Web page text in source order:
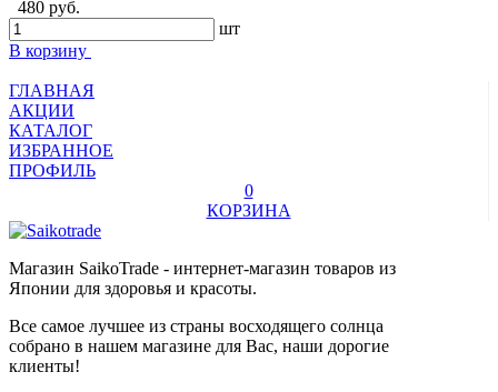
480 руб.
шт
В корзину
ГЛАВНАЯ
АКЦИИ
КАТАЛОГ
ИЗБРАННОЕ
ПРОФИЛЬ
0
КОРЗИНА
Магазин SaikoTrade - интернет-магазин товаров из
Японии для здоровья и красоты.
Все самое лучшее из страны восходящего солнца
собрано в нашем магазине для Вас, наши дорогие
клиенты!